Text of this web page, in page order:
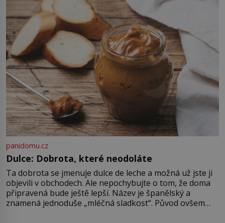
(1911–1979) či Heinrich Himmler
(1900–1945) zná každý, o koho se
historie jen otřela. Jenže […]
panidomu.cz
Dulce: Dobrota, které neodoláte
Ta dobrota se jmenuje dulce de leche a možná už jste ji
objevili v obchodech. Ale nepochybujte o tom, že doma
připravená bude ještě lepší. Název je španělský a
znamená jednoduše „mléčná sladkost“. Původ ovšem